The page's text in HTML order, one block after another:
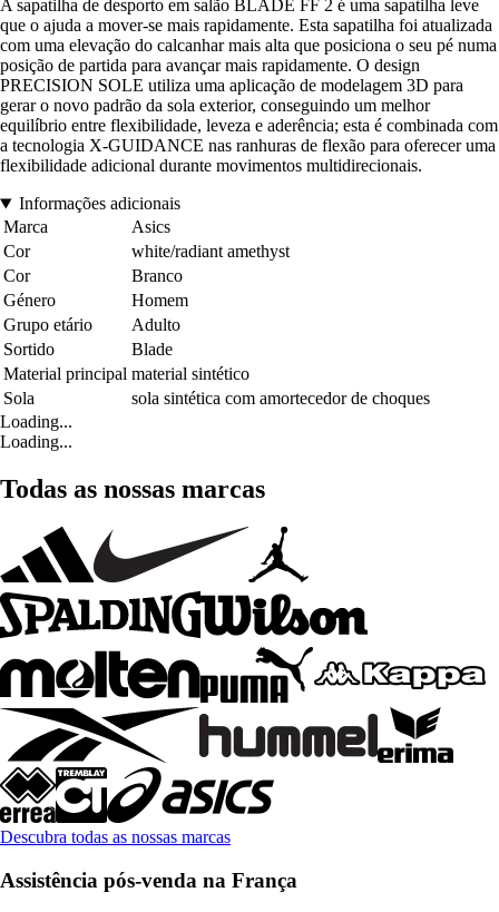
A sapatilha de desporto em salão BLADE FF 2 é uma sapatilha leve
que o ajuda a mover-se mais rapidamente. Esta sapatilha foi atualizada
com uma elevação do calcanhar mais alta que posiciona o seu pé numa
posição de partida para avançar mais rapidamente. O design
PRECISION SOLE utiliza uma aplicação de modelagem 3D para
gerar o novo padrão da sola exterior, conseguindo um melhor
equilíbrio entre flexibilidade, leveza e aderência; esta é combinada com
a tecnologia X-GUIDANCE nas ranhuras de flexão para oferecer uma
flexibilidade adicional durante movimentos multidirecionais.
Informações adicionais
Marca
Asics
Cor
white/radiant amethyst
Cor
Branco
Género
Homem
Grupo etário
Adulto
Sortido
Blade
Material principal material sintético
Sola
sola sintética com amortecedor de choques
Loading...
Loading...
Todas as nossas marcas
Descubra todas as nossas marcas
Assistência pós-venda na França